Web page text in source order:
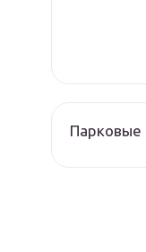
Парковые